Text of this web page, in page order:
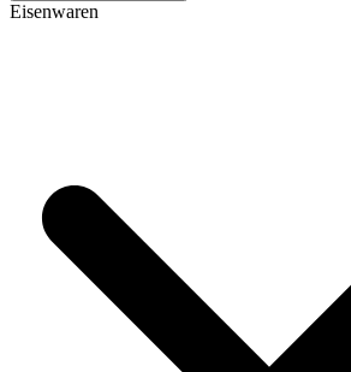
Eisenwaren